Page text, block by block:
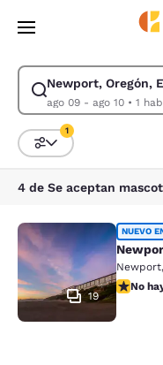
Pasar A Contenido
Newport, Oregón,
ago 09 - ago 10•
Modificar la búsqueda de
Ordenar y filtrar
1
Newport
19
NUEVO
Newport,
No hay
No